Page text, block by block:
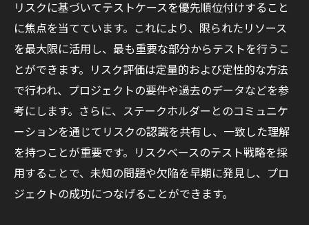
リスクに基づいてテストケースを優先順位付けすること
に焦点を当てています。これにより、限られたリソース
を最大限に活用し、最も重要な部分からテストを行うこ
とができます。リスク評価は定量的および定性的な方法
で行われ、プロジェクトの要件や過去のデータなどを参
考にします。さらに、ステークホルダーとのコミュニケ
ーションを通じてリスクの認識を共有し、一致した理解
を持つことが重要です。リスクベースのテスト戦略を採
用することで、未知の問題や欠陥を早期に発見し、プロ
ジェクトの成功につなげることができます。